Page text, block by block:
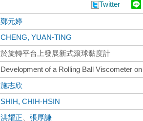
Twitter
鄭元婷
CHENG, YUAN-TING
於旋轉平台上發展新式滾球黏度計
Development of a Rolling Ball Viscometer
施志欣
SHIH, CHIH-HSIN
洪耀正 、張厚謙